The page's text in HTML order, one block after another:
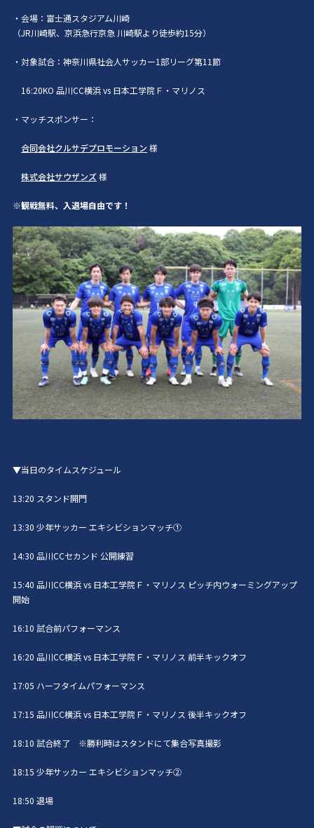
・会場：富士通スタジアム川崎
（JR川崎駅、京浜急行京急 川崎駅より徒歩約15分）
・対象試合：神奈川県社会人サッカー1部リーグ第11節
16:20KO 品川CC横浜 vs 日本工学院Ｆ・マリノス
・マッチスポンサー：
合同会社クルサデプロモーション 様
株式会社サウザンズ様
※観戦無料、入退場自由です！
▼当日のタイムスケジュール
13:20 スタンド開門
13:30 少年サッカー エキシビションマッチ①
14:30 品川CCセカンド 公開練習
15:40 品川CC横浜 vs 日本工学院Ｆ・マリノス ピッチ内ウォーミングアップ
開始
16:10 試合前パフォーマンス
16:20 品川CC横浜 vs 日本工学院Ｆ・マリノス 前半キックオフ
17:05 ハーフタイムパフォーマンス
17:15 品川CC横浜 vs 日本工学院Ｆ・マリノス 後半キックオフ
18:10 試合終了 ※勝利時はスタンドにて集合写真撮影
18:15 少年サッカー エキシビションマッチ②
18:50 退場